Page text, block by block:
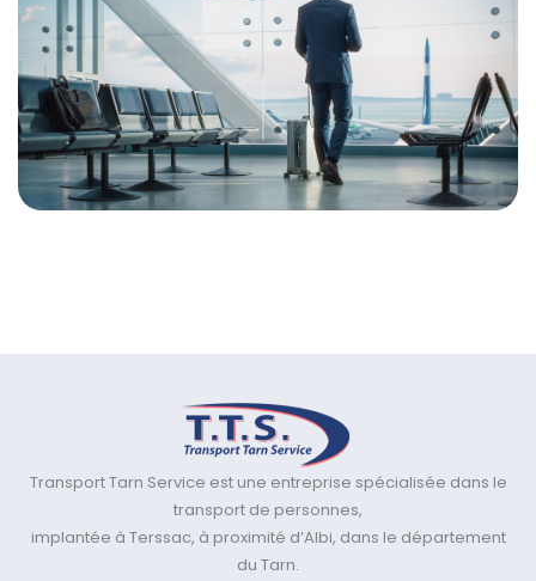
Transport Tarn Service est une entreprise spécialisée dans le
transport de personnes,
implantée à Terssac, à proximité d’Albi, dans le département
du Tarn.